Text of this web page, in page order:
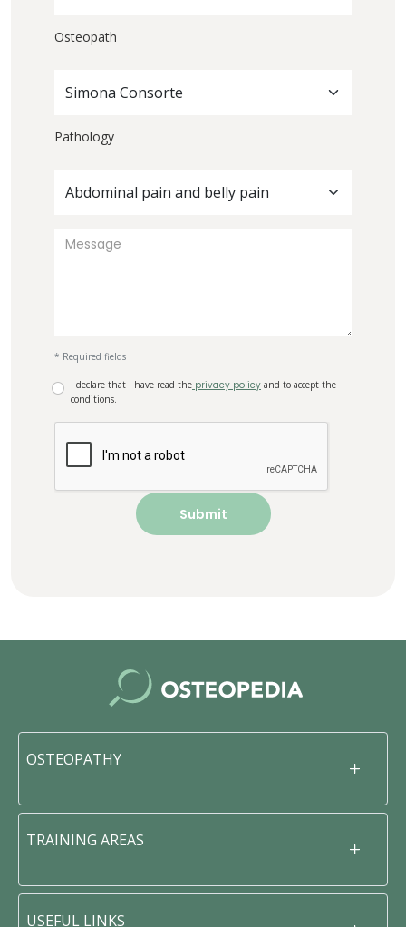
Osteopath
Simona Consorte
Pathology
Abdominal pain and belly pain
* Required fields
I declare that I have read the privacy policy and to accept the
conditions.
OSTEOPATHY
TRAINING AREAS
USEFUL LINKS